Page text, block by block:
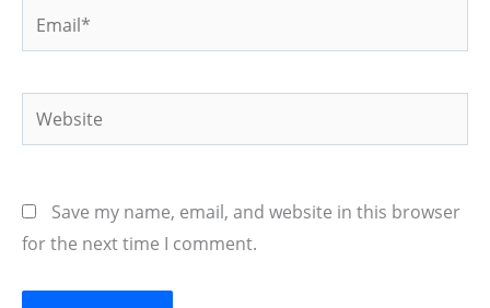
Email*
Website
Save my name, email, and website in this browser
for the next time I comment.